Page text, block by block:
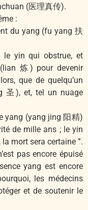
(医理真传).
:
du yang (fu yang 扶
yin qui obstrue, et
炼) pour devenir
que de quelqu’un
圣), et, tel un nuage
yang (yang jing 阳精)
de mille ans ; le yin
mort sera certaine ”.
pas encore épuisé
yang est encore
les médecins
et de soutenir le